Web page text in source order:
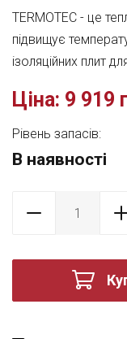
TERMOTEC - це
підвищує
ізоляційних плит
Ціна: 9 919
Рівень запасів:
В наявності